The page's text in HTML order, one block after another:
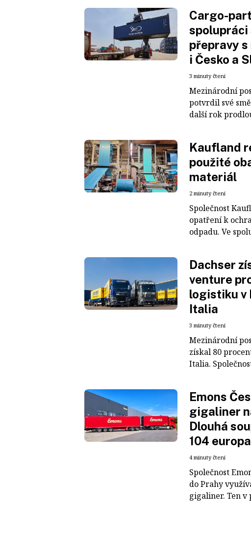
Cargo-
spolupráci
přepravy
i Česko a
3 minuty čtení
Mezinárodní
potvrdil své
další rok
Kaufland
použité
materiál
2 minuty čtení
Společnost
opatření k
odpadu. Ve
Dachser
venture
logistiku v
Italia
3 minuty čtení
Mezinárodní
získal 80
Italia.
Emons
gigaliner
Dlouhá
104
4 minuty čtení
Společnost
do Prahy
gigaliner. Ten v